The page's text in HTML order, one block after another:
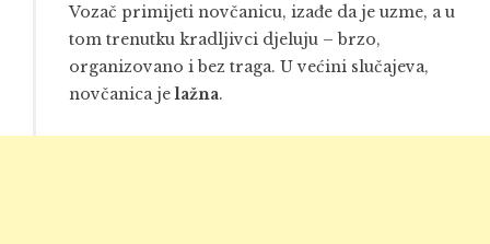
Vozač primijeti novčanicu, izađe da je uzme, a u
tom trenutku kradljivci djeluju – brzo,
organizovano i bez traga. U većini slučajeva,
novčanica jelažna.